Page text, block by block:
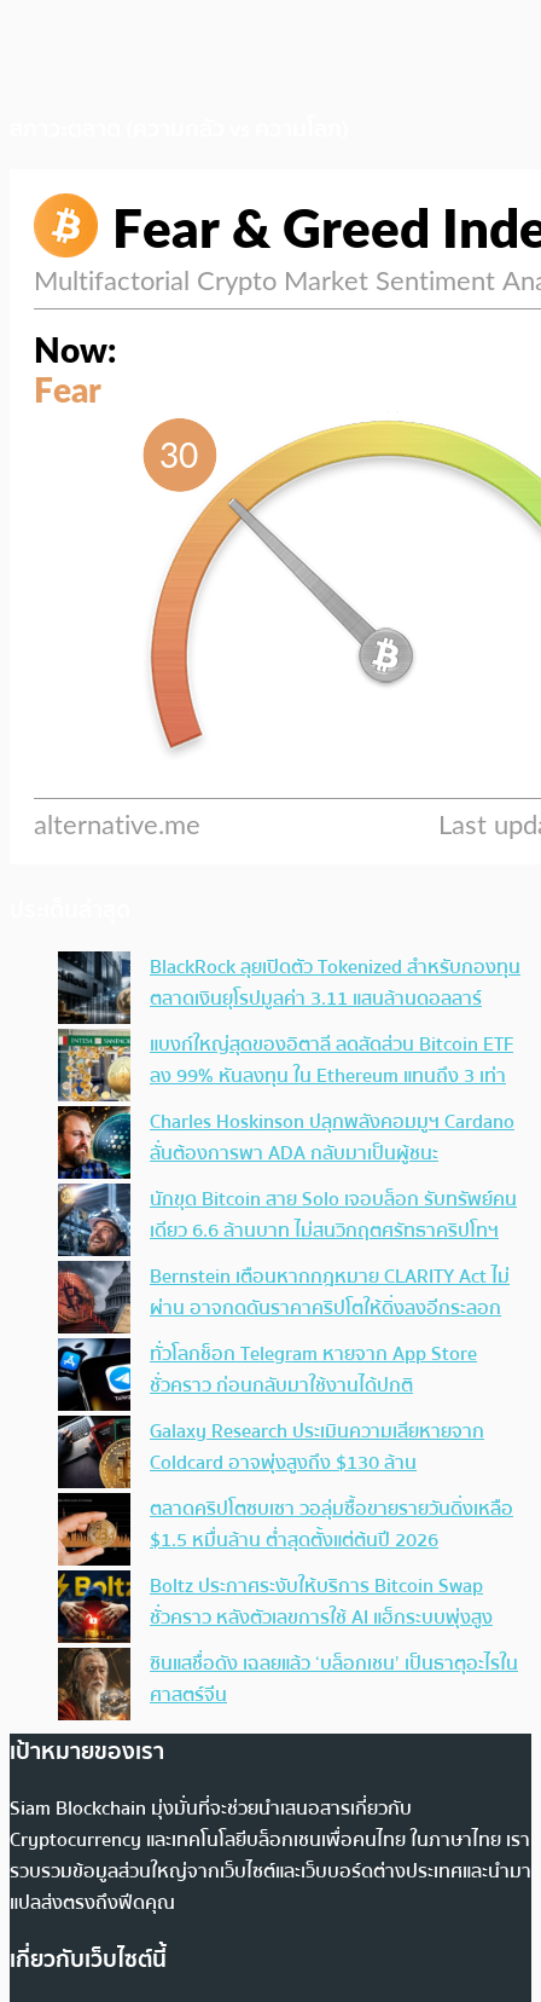
BlackRock ลุยเปิดตัว Tokenized สำหรับกองทุน
ตลาดเงินยุโรปมูลค่า 3.11 แสนล้านดอลลาร์
แบงก์ใหญ่สุดของอิตาลี ลดสัดส่วน Bitcoin ETF
ลง 99% หันลงทุน ใน Ethereum แทนถึง 3 เท่า
Charles Hoskinson ปลุกพลังคอมมูฯ Cardano
ลั่นต้องการพา ADA กลับมาเป็นผู้ชนะ
นักขุด Bitcoin สาย Solo เจอบล็อก รับทรัพย์คน
เดียว 6.6 ล้านบาท ไม่สนวิกฤตศรัทธาคริปโทฯ
Bernstein เตือนหากกฎหมาย CLARITY Act ไม่
ผ่าน อาจกดดันราคาคริปโตให้ดิ่งลงอีกระลอก
ทั่วโลกช็อก Telegram หายจาก App Store
ชั่วคราว ก่อนกลับมาใช้งานได้ปกติ
Galaxy Research ประเมินความเสียหายจาก
Coldcard อาจพุ่งสูงถึง $130 ล้าน
ตลาดคริปโตซบเซา วอลุ่มซื้อขายรายวันดิ่งเหลือ
$1.5 หมื่นล้าน ต่ำสุดตั้งแต่ต้นปี 2026
Boltz ประกาศระงับให้บริการ Bitcoin Swap
ชั่วคราว หลังตัวเลขการใช้ AI แฮ็กระบบพุ่งสูง
ซินแสชื่อดัง เฉลยแล้ว ‘บล็อกเชน’ เป็นธาตุอะไรใน
ศาสตร์จีน
เป้าหมายของเรา
Siam Blockchain มุ่งมั่นที่จะช่วยนำเสนอสารเกี่ยวกับ
Cryptocurrency และเทคโนโลยีบล็อกเชนเพื่อคนไทย ในภาษาไทย เรา
รวบรวมข้อมูลส่วนใหญ่จากเว็บไซต์และเว็บบอร์ดต่างประเทศและนำมา
แปลส่งตรงถึงฟีดคุณ
เกี่ยวกับเว็บไซต์นี้